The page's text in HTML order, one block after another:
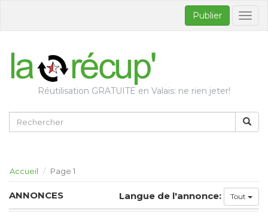
Publier
Réutilisation GRATUITE en Valais: ne rien jeter!
Accueil Page 1
ANNONCES Langue de l'annonce: Tout